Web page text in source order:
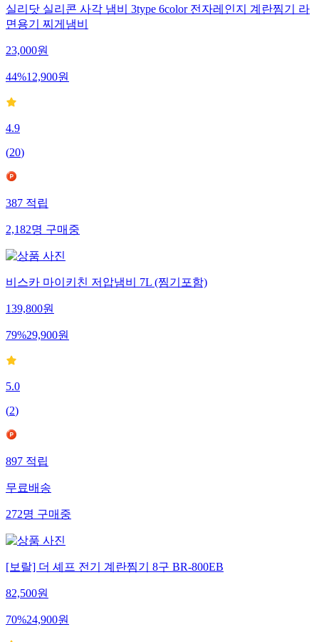
실리닷 실리콘 사각 냄비 3type 6color 전자레인지 계란찜기 라
면용기 찌게냄비
23,000원
44%12,900원
4.9
(20)
387적립
2,182명구매중
비스카 마이키친 저압냄비 7L (찜기포함)
139,800원
79%29,900원
5.0
(2)
897적립
무료배송
272명구매중
[보랄] 더 셰프 전기 계란찜기 8구 BR-800EB
82,500원
70%24,900원